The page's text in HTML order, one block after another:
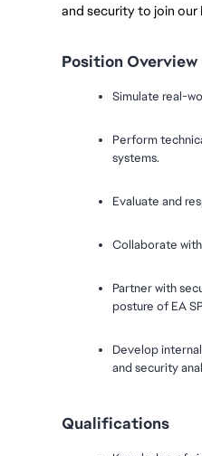
and security to join our
Position Overview
Simulate real-
Perform
systems.
Evaluate and
Collaborate
Partner with
posture of EA
Develop
and security
Qualifications